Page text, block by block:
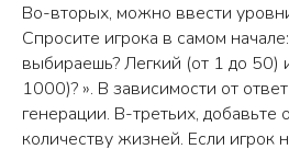
Во-вторых, можно ввести
Спросите игрока в самом
выбираешь? Легкий (от 1 до 50)
1000)? ». В зависимости от
генерации. В-третьих, добавьте
количеству жизней. Если игрок
Учтём ваши пожелания и
сориентируем по цене после
Подберём программу и
вводный урок
Позвоним вам, уточним возраст
ребёнка и его интересы